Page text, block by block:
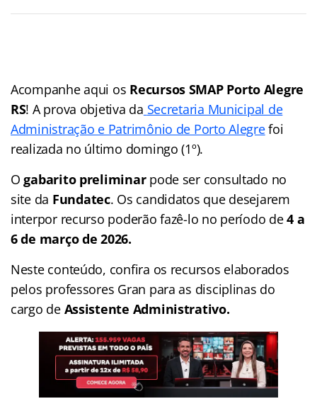
Acompanhe aqui os Recursos SMAP Porto Alegre
RS! A prova objetiva da Secretaria Municipal de
Administração e Patrimônio de Porto Alegrefoi
realizada no último domingo (1º).
Ogabarito preliminarpode ser consultado no
site da Fundatec. Os candidatos que desejarem
interpor recurso poderão fazê-lo no período de4 a
6 de março de 2026.
Neste conteúdo, confira os recursos elaborados
pelos professores Gran para as disciplinas do
cargo de Assistente Administrativo.